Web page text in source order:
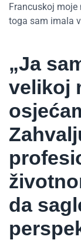
Francuskoj moje
toga sam imala
„Ja
velikoj
da